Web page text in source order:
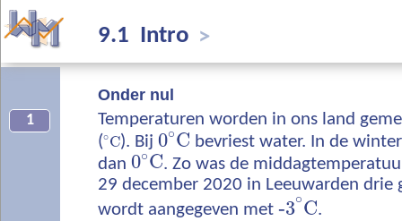
9.1 Intro >
Onder nul
1
Temperaturen worden in ons land
(∘C). Bij 0∘C bevriest water. In de
dan 0∘C. Zo was de
29 december 2020 in Leeuwarden drie
wordt aangegeven met ‐3∘C.